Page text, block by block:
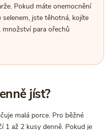
Pokud máte onemocnění
jste těhotná, kojíte
para ořechů
jíst?
malá porce. Pro běžné
1 až 2 kusy denně. Pokud je